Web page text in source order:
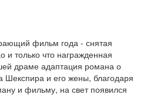
фильм года - снятая
и только что награжденная
драме адаптация романа о
Шекспира и его жены, благодаря
и фильму, на свет появился